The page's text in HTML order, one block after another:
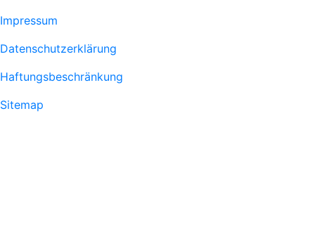
Menu
Fußzeile
1
Impressum
Datenschutzerklärung
Haftungsbeschränkung
Sitemap